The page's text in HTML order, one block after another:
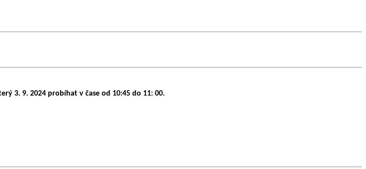
3. 9. 2024 probíhat v čase od 10:45 do 11: 00.